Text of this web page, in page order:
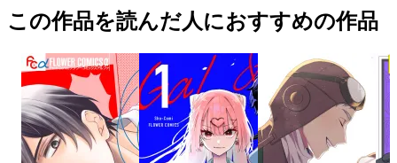
この作品を読んだ人におすすめの作品